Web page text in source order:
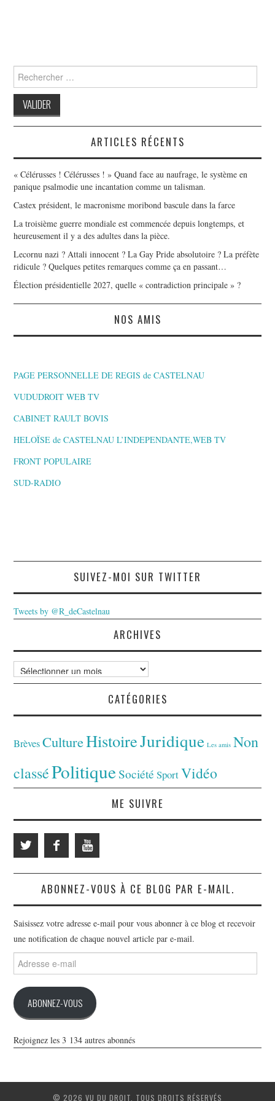
Search
for:
ARTICLES RÉCENTS
« Célérusses ! Célérusses ! » Quand face au naufrage, le système en
panique psalmodie une incantation comme un talisman.
Castex président, le macronisme moribond bascule dans la farce
La troisième guerre mondiale est commencée depuis longtemps, et
heureusement il y a des adultes dans la pièce.
Lecornu nazi ? Attali innocent ? La Gay Pride absolutoire ? La préfète
ridicule ? Quelques petites remarques comme ça en passant…
Élection présidentielle 2027, quelle « contradiction principale » ?
NOS AMIS
PAGE PERSONNELLE DE REGIS de CASTELNAU
VUDUDROIT WEB TV
CABINET RAULT BOVIS
HELOÏSE de CASTELNAU L’INDEPENDANTE,WEB TV
FRONT POPULAIRE
SUD-RADIO
SUIVEZ-MOI SUR TWITTER
Tweets by @R_deCastelnau
ARCHIVES
Archives
CATÉGORIES
Brèves CultureHistoireJuridique Les amis Non
classéPolitiqueSociété SportVidéo
ME SUIVRE
ABONNEZ-VOUS À CE BLOG PAR E-MAIL.
Saisissez votre adresse e-mail pour vous abonner à ce blog et recevoir
une notification de chaque nouvel article par e-mail.
Adresse
e-
ABONNEZ-VOUS
Rejoignez les 3 134 autres abonnés
© 2026 VU DU DROIT. TOUS DROITS RÉSERVÉS